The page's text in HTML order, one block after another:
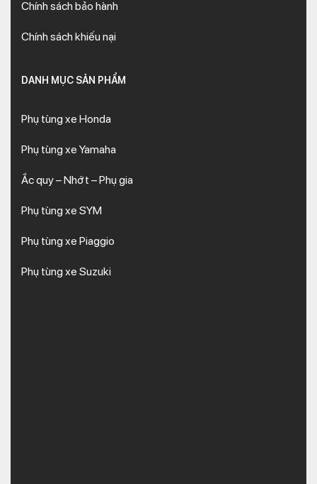
Chính sách bảo hành
Chính sách khiếu nại
DANH MỤC SẢN PHẨM
Phụ tùng xe Honda
Phụ tùng xe Yamaha
Ắc quy – Nhớt – Phụ gia
Phụ tùng xe SYM
Phụ tùng xe Piaggio
Phụ tùng xe Suzuki